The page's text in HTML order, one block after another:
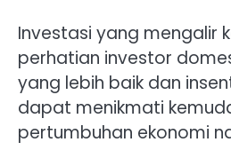
Investasi yang mengalir
perhatian investor
yang lebih baik dan
dapat menikmati
pertumbuhan ekonomi